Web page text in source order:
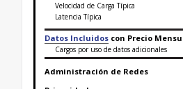
Velocidad de Carga Típica
Latencia Típica
Datos Incluidos con Precio
Cargos por uso de datos adicionales
Administración de Redes